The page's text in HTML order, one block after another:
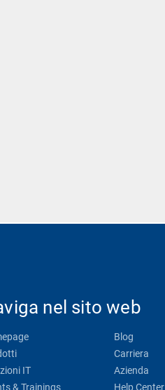
nel sito web
IT
& Trainings
Blog
Carriera
Azienda
Help Center